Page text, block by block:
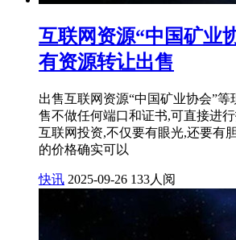
互联网资源“中国矿业
有资源转让出售
出售互联网资源“中国矿业协会”等
售不做任何端口和证书,可直接进行
互联网投资,不仅要有眼光,还要有
的价格确实可以
快讯 2025-09-26 133人阅